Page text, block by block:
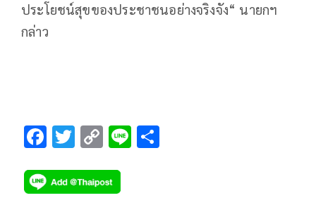
ประโยชน์สุขของประชาชนอย่างจริงจัง“ นายกฯ
กล่าว
F
e
b
T
tt
er
C
p
y
Li